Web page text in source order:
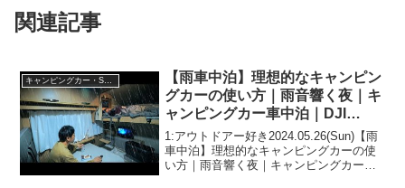
関連記事
【雨車中泊】理想的なキャンピン
グカーの使い方｜雨音響く夜｜キ
ャンピングカー車中泊｜DJI
Power 1000 & power 500
1:アウトドアー好き2024.05.26(Sun)【雨
車中泊】理想的なキャンピングカーの使
い方｜雨音響く夜｜キャンピングカー車